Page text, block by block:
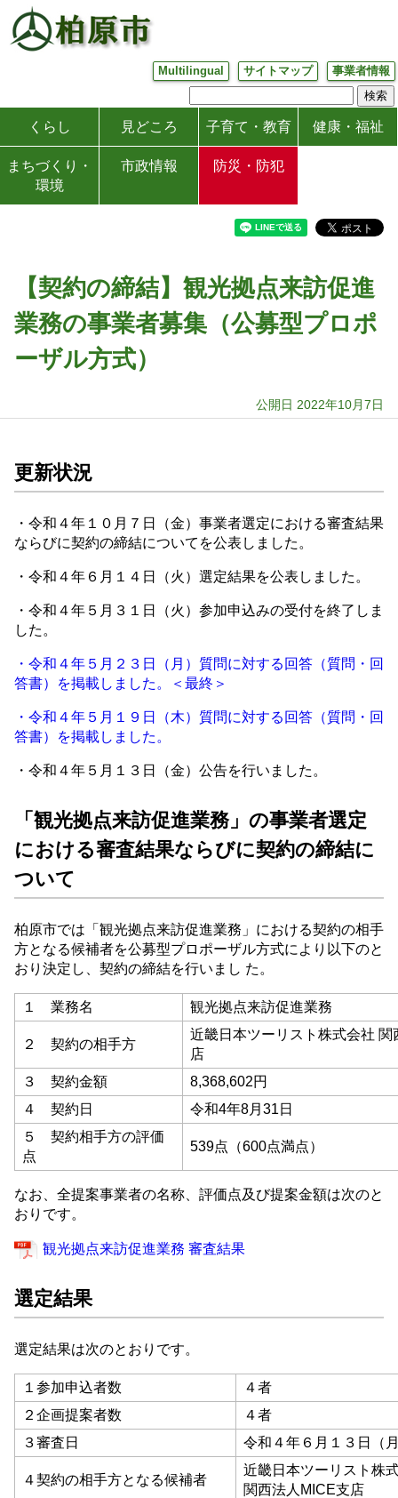
Multilingual サイトマップ 事業者情報
くらし 見どころ 子育て・教育 健康・福祉
まちづくり・
環境
市政情報 防災・防犯
【契約の締結】観光拠点来訪促進
業務の事業者募集（公募型プロポ
ーザル方式）
公開日 2022年10月7日
更新状況
・令和４年１０月７日（金）事業者選定における審査結果
ならびに契約の締結についてを公表しました。
・令和４年６月１４日（火）選定結果を公表しました。
・令和４年５月３１日（火）参加申込みの受付を終了しま
した。
・令和４年５月２３日（月）質問に対する回答（質問・回
答書）を掲載しました。＜最終＞
・令和４年５月１９日（木）質問に対する回答（質問・回
答書）を掲載しました。
・令和４年５月１３日（金）公告を行いました。
「観光拠点来訪促進業務」の事業者選定
における審査結果ならびに契約の締結に
ついて
柏原市では「観光拠点来訪促進業務」における契約の相手
方となる候補者を公募型プロポーザル方式により以下のと
おり決定し、契約の締結を行いまし た。
１ 業務名 観光拠点来訪促進業務
２ 契約の相手方
近畿日本ツーリスト株式会社 関
店
３ 契約金額
8,368,602円
４ 契約日
令和4年8月31日
５ 契約相手方の評価
点
539点（600点満点）
なお、全提案事業者の名称、評価点及び提案金額は次のと
おりです。
観光拠点来訪促進業務 審査結果
選定結果
選定結果は次のとおりです。
１参加申込者数
４者
２企画提案者数
４者
３審査日
令和４年６月１３日（
４契約の相手方となる候補者
近畿日本ツーリスト株
関西法人MICE支店